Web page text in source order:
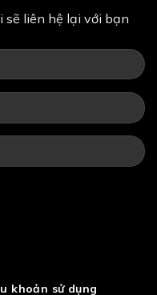
sẽ liên hệ lại với bạn
khoản sử dụng